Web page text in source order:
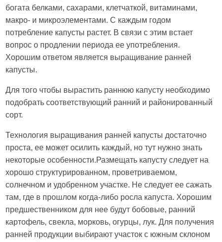
богата белками, сахарами, клетчаткой, витаминами,
макро- и микроэлементами. С каждым годом
потребление капусты растет. В связи с этим встает
вопрос о продлении периода ее употребления.
Хорошим ответом является выращивание ранней
капусты.
Для того чтобы вырастить раннюю капусту необходимо
подобрать соответствующий ранний и районированный
сорт.
Технология выращивания ранней капусты достаточно
проста, ее может осилить каждый, но тут нужно знать
некоторые особенности.Размещать капусту следует на
хорошо структурированном, проветриваемом,
солнечном и удобренном участке. Не следует ее сажать
там, где в прошлом когда-либо росла капуста. Хорошим
предшественником для нее будут бобовые, ранний
картофель, свекла, морковь, огурцы, лук. Для получения
ранней продукции выбирают участок с южным склоном